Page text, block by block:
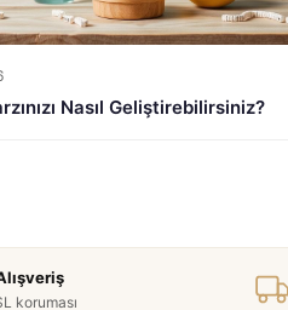
Nasıl Geliştirebilirsiniz?
koruması